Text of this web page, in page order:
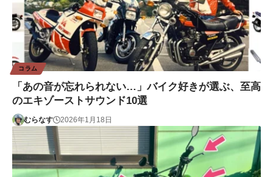
コラム
「あの音が忘れられない…」バイク好きが選ぶ、至高
のエキゾーストサウンド10選
むらなす 2026年1月18日